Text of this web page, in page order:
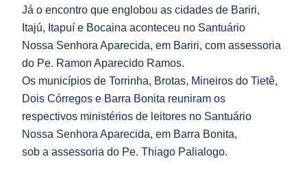
Já o encontro que englobou as cidades de Bariri,
Itajú, Itapuí e Bocaina aconteceu no Santuário
Nossa Senhora Aparecida, em Bariri, com assessoria
do Pe. Ramon Aparecido Ramos.
Os municípios de Torrinha, Brotas, Mineiros do Tietê,
Dois Córregos e Barra Bonita reuniram os
respectivos ministérios de leitores no Santuário
Nossa Senhora Aparecida, em Barra Bonita,
sob a assessoria do Pe. Thiago Palialogo.